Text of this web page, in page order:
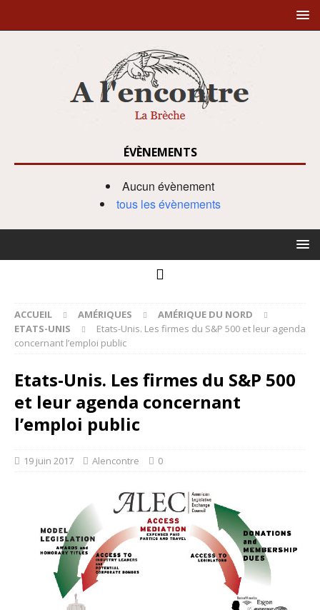
ÉVÈNEMENTS
Aucun évènement
tous les évènements
ACCUEIL AMÉRIQUES
AMÉRIQUE DU NORD
ETATS-UNIS
Etats-Unis. Les firmes du S&P 500 et leur agenda
concernant l’emploi public
Etats-Unis. Les firmes du S&P 500
et leur agenda concernant
l’emploi public
19 juin 2017 Alencontre 0